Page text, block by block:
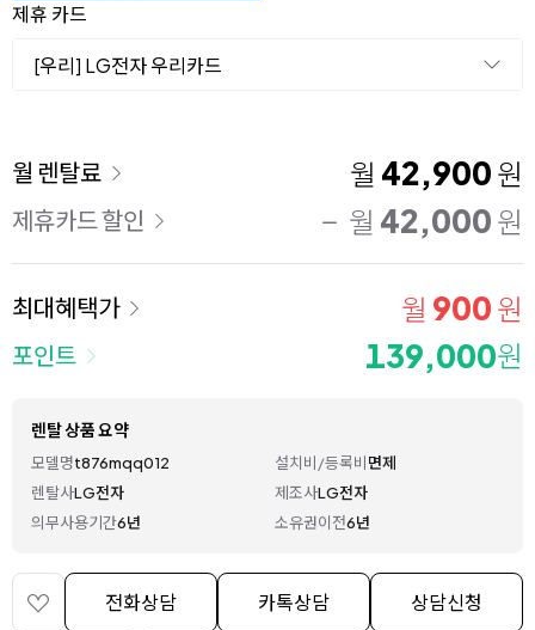
제휴 카드
[우리] LG전자 우리카드
이용 요금
월 렌탈료 월 42,900 원
제휴카드 할인 월 42,000 원
최대혜택가 월 900 원
포인트 139,000원
렌탈 상품 요약
모델명t876mqq012 설치비/등록비면제
렌탈사LG전자 제조사LG전자
의무사용기간6년 소유권이전6년
전화상담 카톡상담 상담신청